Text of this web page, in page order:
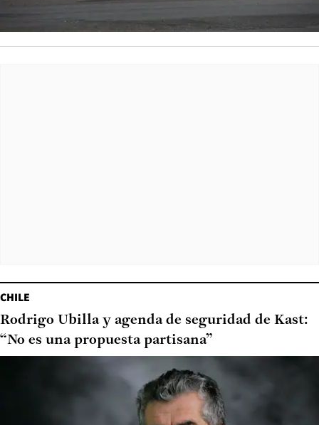
CHILE
Rodrigo Ubilla y agenda de seguridad de Kast:
“No es una propuesta partisana”